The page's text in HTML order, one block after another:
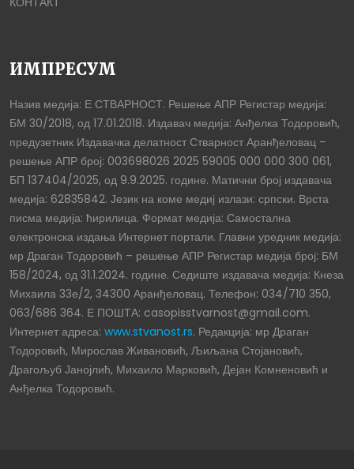
ИМПРЕСУМ
Назив медија: Е СТВАРНОСТ. Решење АПР Регистар медија:
БМ 30/2018, од 17.01.2018. Издавач медија: Анђелка Тодоровић,
предузетник Издавачка делатност Стварност Аранђеловац –
решење АПР број: 003698026 2025 59005 000 000 300 061,
БП 137404/2025, од 9.9.2025. године. Матични број издавача
медија: 62835842. Језик на коме медиј излази: српски. Врста
писма медија: ћирилица. Формат медија: Самостална
електронска издања Интернет портали. Главни уредник медија:
мр Драган Тодоровић – решење АПР Регистар медија број: БМ
158/2024, од 31.1.2024. године. Седиште издавача медија: Кнеза
Михаила 33е/2, 34300 Аранђеловац. Телефон: 034/710 350,
063/686 364. Е ПОШТА: casopisstvarnost@gmail.com.
Интернет адреса: www.stvanost.rs. Редакција: мр Драган
Тодоровић, Мирослав Живановић, Љиљана Стојановић,
Драгољуб Јанојлић, Михаило Марковић, Дејан Комненовић и
Анђелка Тодоровић.